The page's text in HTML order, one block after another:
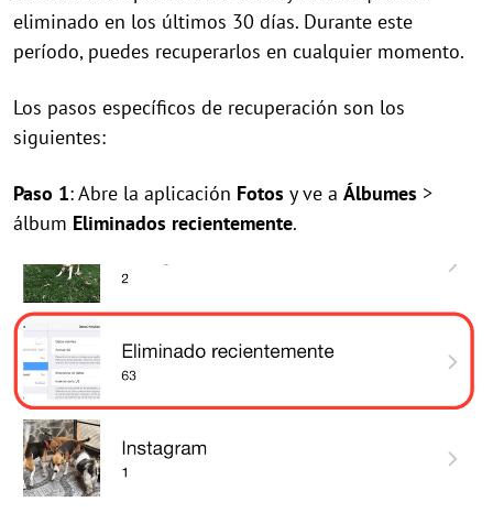
eliminado en los últimos 30 días. Durante este
período, puedes recuperarlos en cualquier momento.
Los pasos específicos de recuperación son los
siguientes:
Paso 1: Abre la aplicación Fotos y ve a Álbumes >
álbum Eliminados recientemente.